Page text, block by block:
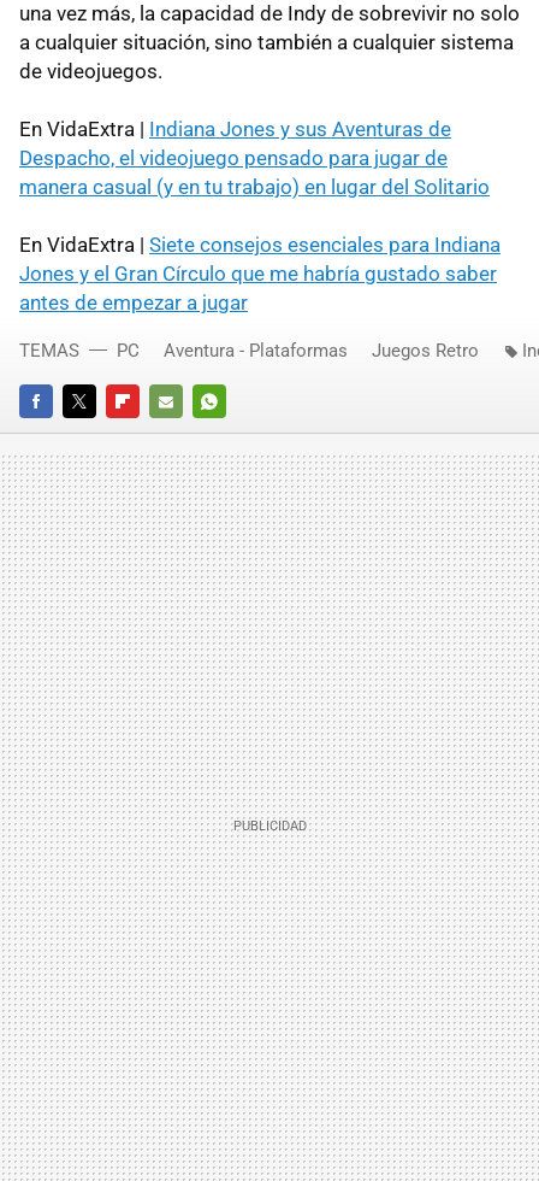
una vez más, la capacidad de Indy de sobrevivir no solo
a cualquier situación, sino también a cualquier sistema
de videojuegos.
En VidaExtra | Indiana Jones y sus Aventuras de
Despacho, el videojuego pensado para jugar de
manera casual (y en tu trabajo) en lugar del Solitario
En VidaExtra | Siete consejos esenciales para Indiana
Jones y el Gran Círculo que me habría gustado saber
antes de empezar a jugar
FACEBOOKTWITTERFLIPBOARD
E-
MAIL
WHATSAPP
TEMAS PC Aventura - Plataformas Juegos Retro